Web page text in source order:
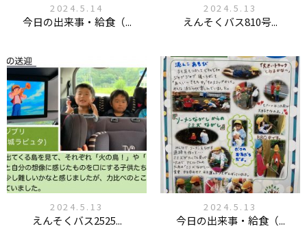
2024.5.14
今日の出来事・給食（...
2024.5.13
えんそくバス810号...
2024.5.13
えんそくバス2525...
2024.5.13
今日の出来事・給食（...